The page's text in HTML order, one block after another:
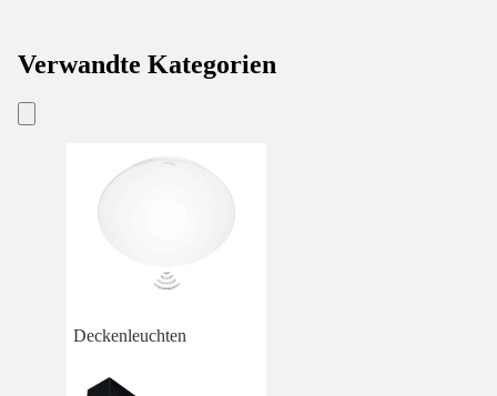
Verwandte Kategorien
Deckenleuchten